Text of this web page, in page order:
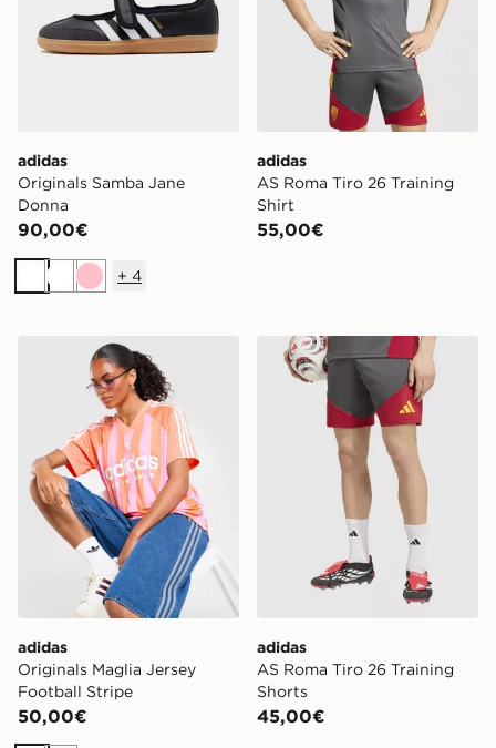
adidas
Originals Samba Jane
Donna
90,00€
BiancoBianco
Rosa
+ 4
adidas
AS Roma Tiro 26 Training
Shirt
55,00€
adidas Originals Maglia Jersey Football Stripe
adidas
Originals Maglia Jersey
Football Stripe
50,00€
adidas AS Roma Tiro 26
adidas
AS Roma Tiro 26 Training
Shorts
45,00€